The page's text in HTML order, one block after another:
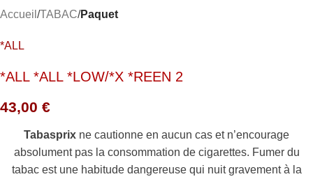
Accueil TABAC Paquet
*ALL
*ALL *ALL *LOW/*X *REEN 2
43,00 €
Tabasprix ne cautionne en aucun cas et n’encourage
absolument pas la consommation de cigarettes. Fumer du
tabac est une habitude dangereuse qui nuit gravement à la